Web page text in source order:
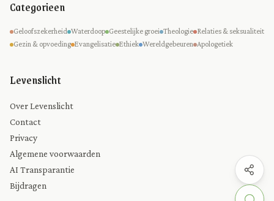
Categorieen
Geloofszekerheid Waterdoop Geestelijke groei Theologie Relaties & seksualiteit
Gezin & opvoeding Evangelisatie Ethiek Wereldgebeuren Apologetiek
Levenslicht
Over Levenslicht
Contact
Privacy
Algemene voorwaarden
AI Transparantie
Bijdragen